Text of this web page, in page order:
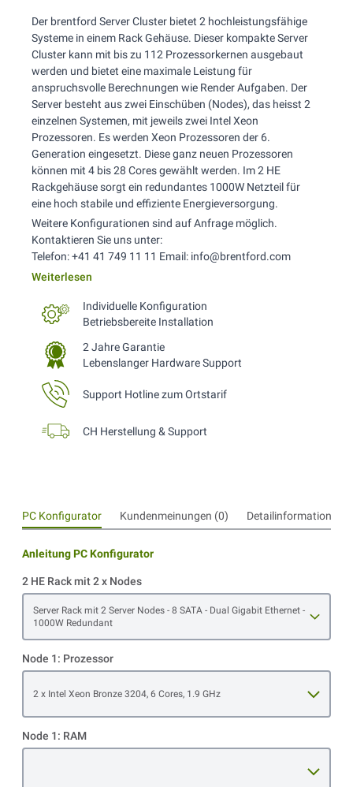
Der brentford Server Cluster bietet 2 hochleistungsfähige
Systeme in einem Rack Gehäuse. Dieser kompakte Server
Cluster kann mit bis zu 112 Prozessorkernen ausgebaut
werden und bietet eine maximale Leistung für
anspruchsvolle Berechnungen wie Render Aufgaben. Der
Server besteht aus zwei Einschüben (Nodes), das heisst 2
einzelnen Systemen, mit jeweils zwei Intel Xeon
Prozessoren. Es werden Xeon Prozessoren der 6.
Generation eingesetzt. Diese ganz neuen Prozessoren
können mit 4 bis 28 Cores gewählt werden. Im 2 HE
Rackgehäuse sorgt ein redundantes 1000W Netzteil für
eine hoch stabile und effiziente Energieversorgung.
Weitere Konfigurationen sind auf Anfrage möglich.
Kontaktieren Sie uns unter:
Telefon: +41 41 749 11 11 Email: info@brentford.com
Weiterlesen
Individuelle Konfiguration
Betriebsbereite Installation
2 Jahre Garantie
Lebenslanger Hardware Support
Support Hotline zum Ortstarif
CH Herstellung & Support
PC Konfigurator Kundenmeinungen (0) Detailinformationen
Anleitung PC Konfigurator
2 HE Rack mit 2 x Nodes
Server Rack mit 2 Server Nodes - 8 SATA - Dual Gigabit Ethernet -
1000W Redundant
Open item options
Node 1: Prozessor
2 x Intel Xeon Bronze 3204, 6 Cores, 1.9 GHz
Node 1: RAM